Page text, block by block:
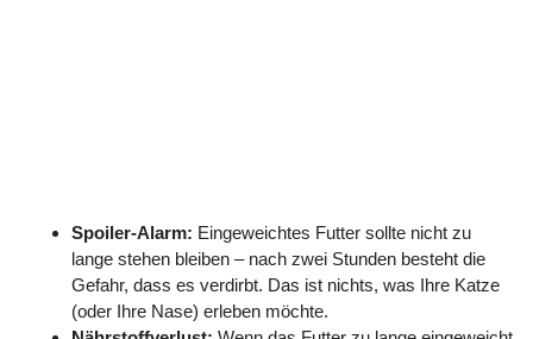
Spoiler-Alarm: Eingeweichtes Futter sollte nicht zu
lange stehen bleiben – nach zwei Stunden besteht die
Gefahr, dass es verdirbt. Das ist nichts, was Ihre Katze
(oder Ihre Nase) erleben möchte.